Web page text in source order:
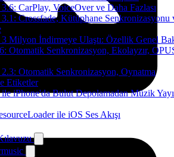
CarPlay, VoiceOver ve Daha Fazlası
Crossfade, Kütüphane Senkronizasyonu
Milyon İndirmeye Ulaştı: Özellik Genel
Otomatik Senkronizasyon, Ekolayzır,
Otomatik Senkronizasyon, Oynatma
Etiketler
iPhone'da Bulut Depolamadan Müzik
ile iOS Ses Akışı